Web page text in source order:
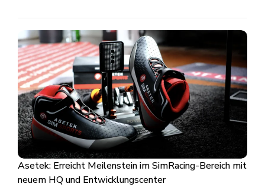
Asetek: Erreicht Meilenstein im SimRacing-Bereich mit
neuem HQ und Entwicklungscenter